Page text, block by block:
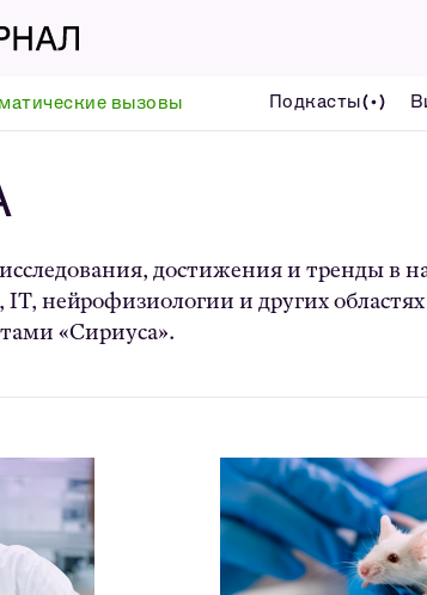
вызовы Подкасты
достижения и тренды в
нейрофизиологии и других областях
«Сириуса».